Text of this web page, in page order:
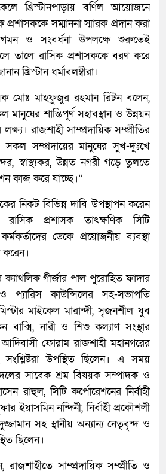
খ্রিস্টানপাড়ায় বর্ণিল আয়োজনে
প্রশাসককে সম্মাননা স্মারক প্রদান করা
ও সংবর্ধনা উপলক্ষে শুরুতেই
তালে রাসিক প্রশাসককে বরণ করে
খ্রিস্টান ধর্মাবলম্বীরা।
মোঃ মাহফুজুর রহমান রিটন বলেন,
মানুষের শান্তিপূর্ণ সহাবস্থান ও উন্নয়ন
রাজশাহী সাম্প্রদায়িক সম্প্রীতির
সম্প্রদায়ের মানুষের সুখ-দুঃখে
স্বাস্থ্যকর, উন্নত নগরী গড়ে তুলতে
কাজ করে যাচ্ছে।”
নিকট বিভিন্ন দাবি উপস্থাপন করেন
প্রশাসক তাৎক্ষণিক সিটি
কর্মকর্তাদের ডেকে প্রয়োজনীয় ব্যবস্থা
করেন।
ক্যাথলিক গীর্জার পাল পুরোহিত ফাদার
প্যারিস কাউন্সিলের সহ-সভাপতি
মাইকেল মারান্দী, সৃজনশীল যুব
বাক্সি, নারী ও শিশু কল্যাণ সংস্থার
ফোরাম রাজশাহী মহানগরের
উপস্থিত ছিলেন। এ সময়
সাবেক শ্রম বিষয়ক সম্পাদক ও
রাহুল, সিটি কর্পোরেশনের নির্বাহী
ইয়াসমিন নন্দিনী, নির্বাহী প্রকৌশলী
সহ স্থানীয় অন্যান্য নেতৃবৃন্দ ও
ছিলেন।
রাজশাহীতে সাম্প্রদায়িক সম্প্রীতি ও